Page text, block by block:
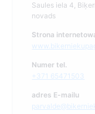
Saules iela 4,
novads
Strona
Numer tel.
+371 65471503
adres E-mailu